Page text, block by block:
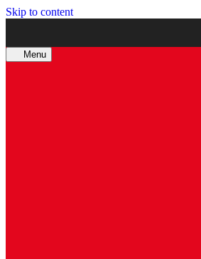
Skip to content
Menu